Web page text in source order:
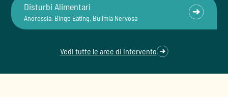
Disturbi Alimentari
Anoressia, Binge Eating, Bulimia Nervosa
Vedi tutte le aree di intervento